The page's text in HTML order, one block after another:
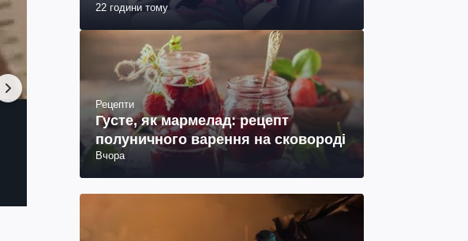
22 години тому
Рецепти
Густе, як мармелад: рецепт
полуничного варення на сковороді
Вчора